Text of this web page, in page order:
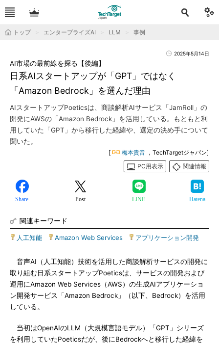
トップ エンタープライズAI LLM 事例
2025年5月14日
日系AIスタートアップが「GPT」ではなく
「Amazon Bedrock」を選んだ理由
AI市場の最前線を探る【後編】
AIスタートアップPoeticsは、商談解析AIサービス「JamRoll」の
開発にAWSの「Amazon Bedrock」を活用している。もともと利
用していた「GPT」から移行した経緯や、選定の決め手について
聞いた。
[ 梅本貴音 ，TechTargetジャパン]
PC用表示
関連情報
Share Post LINE Hatena
関連キーワード
人工知能 Amazon Web Services アプリケーション開発
音声AI（人工知能）技術を活用した商談解析サービスの開発に
取り組む日系スタートアップPoeticsは、サービスの開発および
運用にAmazon Web Services（AWS）の生成AIアプリケーショ
ン開発サービス「Amazon Bedrock」（以下、Bedrock）を活用
している。
当初はOpenAIのLLM（大規模言語モデル）「GPT」シリーズ
を利用していたPoeticsだが、後にBedrockへと移行した経緯を